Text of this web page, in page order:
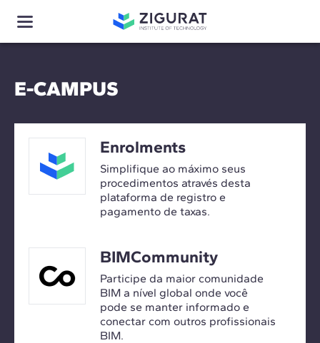
E-CAMPUS
Enrolments
Simplifique ao máximo seus
procedimentos através desta
plataforma de registro e
pagamento de taxas.
BIMCommunity
Participe da maior comunidade
BIM a nível global onde você
pode se manter informado e
conectar com outros profissionais
BIM.